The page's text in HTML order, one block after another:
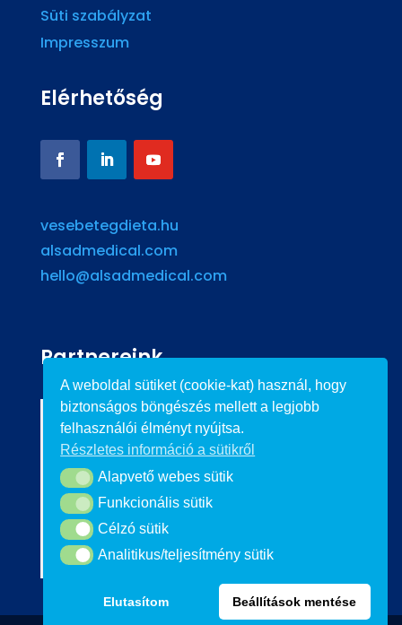
Süti szabályzat
Impresszum
Elérhetőség
vesebetegdieta.hu
alsadmedical.com
hello@alsadmedical.com
Partnereink
A weboldal sütiket (cookie-kat) használ, hogy
biztonságos böngészés mellett a legjobb
felhasználói élményt nyújtsa.
Részletes információ a sütikről
Alapvető webes sütik
Alapvető webes sütik
Funkcionális sütik
Funkcionális sütik
Célzó sütikCélzó sütik
Analitikus/teljesítmény sütik
Analitikus/teljesítmény sütik
Elutasítom Beállítások mentése